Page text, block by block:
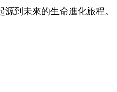
到未來的生命進化旅程。